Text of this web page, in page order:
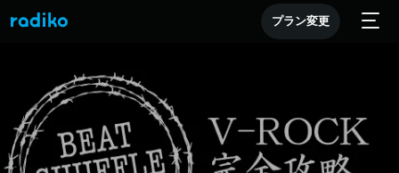
プラン変更